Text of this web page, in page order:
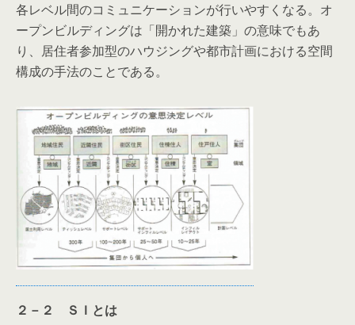
各レベル間のコミュニケーションが行いやすくなる。オ
ープンビルディングは「開かれた建築」の意味でもあ
り、居住者参加型のハウジングや都市計画における空間
構成の手法のことである。
２－２ ＳＩとは